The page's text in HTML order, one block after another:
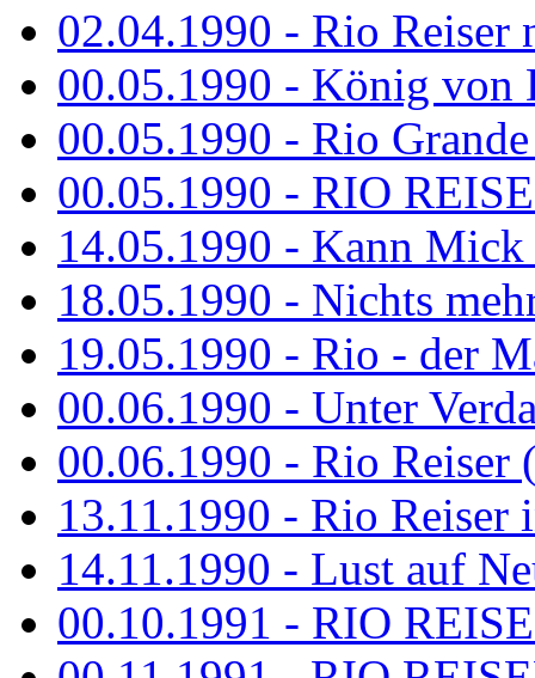
02.04.1990 - Rio
00.05.1990 - König von
00.05.1990 - Rio
00.05.1990 - RIO
14.05.1990 - Kann Mick
18.05.1990 - Nichts
19.05.1990 - Rio - der
00.06.1990 - Unter
00.06.1990 - Rio Reiser
13.11.1990 - Rio Reiser
14.11.1990 - Lust auf
00.10.1991 - RIO